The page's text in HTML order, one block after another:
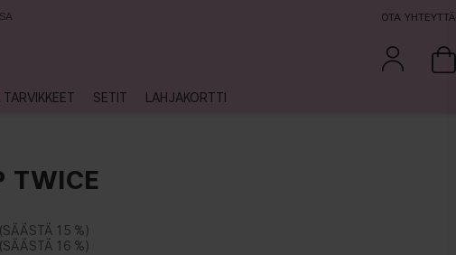
OTA YHTEYTTÄ
SETIT LAHJAKORTTI
TWICE
15 %
16 %